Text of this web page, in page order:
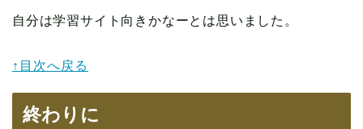
自分は学習サイト向きかなーとは思いました。
↑目次へ戻る
終わりに